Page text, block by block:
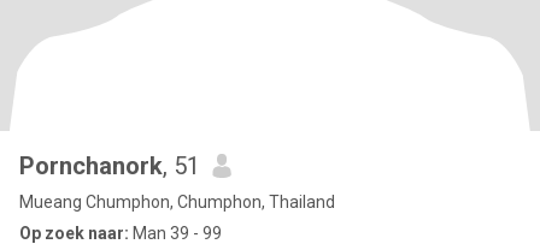
Pornchanork, 51
Mueang Chumphon, Chumphon, Thailand
Op zoek naar: Man 39 - 99